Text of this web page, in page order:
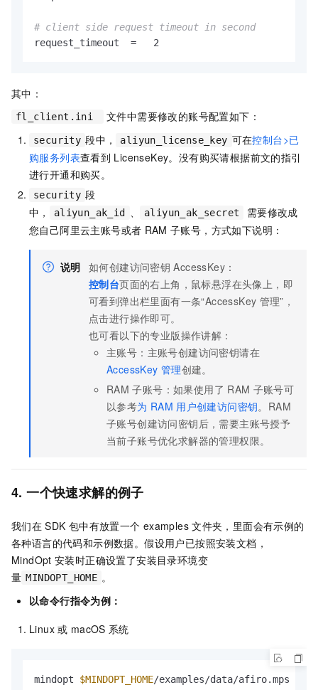
# client side request timeout in second
其中：
fl_client.ini 文件中需要修改的账号配置如下：
security 段中， aliyun_license_key 可在控制台>已
购服务列表查看到 LicenseKey。没有购买请根据前文的指引
进行开通和购买。
security 段
中，
aliyun_ak_id 、 aliyun_ak_secret
需要修改成
您自己阿里云主账号或者 RAM 子账号，方式如下说明：
说明 如何创建访问密钥 AccessKey：
控制台页面的右上角，鼠标悬浮在头像上，即
可看到弹出栏里面有一条“AccessKey 管理”，
点击进行操作即可。
也可看以下的专业版操作讲解：
主账号：主账号创建访问密钥请在
AccessKey 管理创建。
RAM 子账号：如果使用了 RAM 子账号可
以参考为 RAM 用户创建访问密钥。RAM
子账号创建访问密钥后，需要主账号授予
当前子账号优化求解器的管理权限。
4. 一个快速求解的例子
我们在 SDK 包中有放置一个 examples 文件夹，里面会有示例的
各种语言的代码和示例数据。假设用户已按照安装文档，
MindOpt 安装时正确设置了安装目录环境变
量 MINDOPT_HOME 。
以命令行指令为例：
Linux 或 macOS 系统
mindopt $MINDOPT_HOME/examples/data/afiro.mps